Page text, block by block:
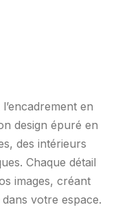
en
design épuré en
des intérieurs
Chaque détail
images, créant
votre espace.